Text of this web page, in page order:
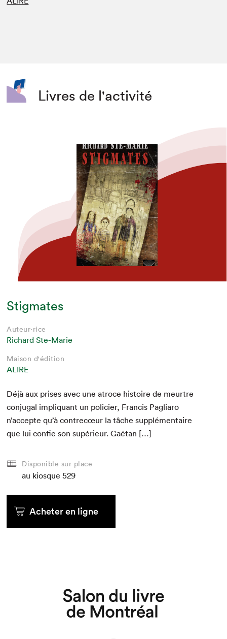
Que cherchez-vous?
Livres de l'activité
Stigmates
Auteur·rice
Richard Ste-Marie
Maison d'édition
ALIRE
Déjà aux pris­es avec une atroce his­toire de meurtre
con­ju­gal impli­quant un polici­er, Fran­cis Pagliaro
n’accepte qu’à con­trecœur la tâche sup­plé­men­taire
que lui con­fie son supérieur. Gaétan […]
Disponible sur place
au kiosque 529
Acheter en ligne